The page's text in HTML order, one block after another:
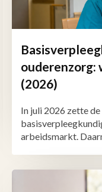
ouderenzorg:
(2026)
In juli 2026 zette
arbeidsmarkt.